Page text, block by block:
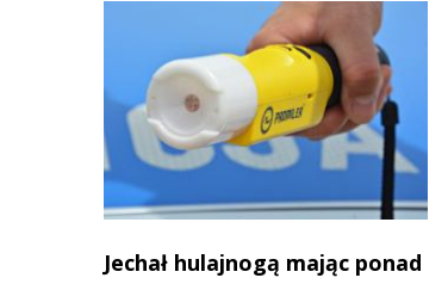
Jechał hulajnogą mając ponad